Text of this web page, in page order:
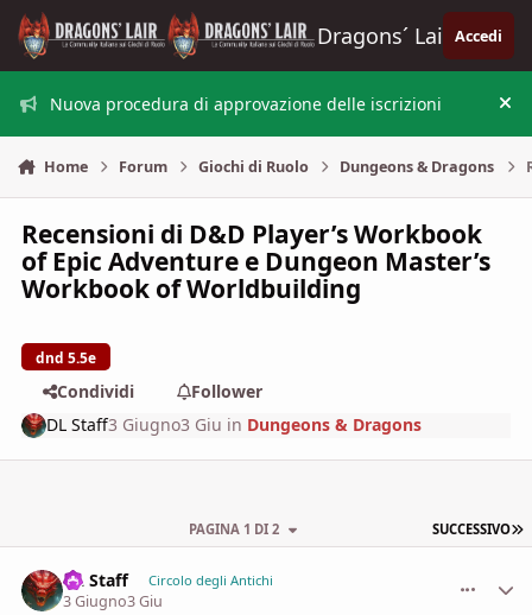
Vai al contenuto
Dragons´ Lair Accedi
Nuova procedura di approvazione delle iscrizioni
Home Forum Giochi di Ruolo Dungeons & Dragons
Recensioni di D&D Player’s Workbook
of Epic Adventure e Dungeon Master’s
Workbook of Worldbuilding
dnd 5.5e
Condividi
Follower
DL Staff3 Giugno3 Giu in Dungeons & Dragons
SUCCESSIVO
PAGINA 1 DI 2
DL Staff Circolo degli Antichi
3 Giugno3 Giu